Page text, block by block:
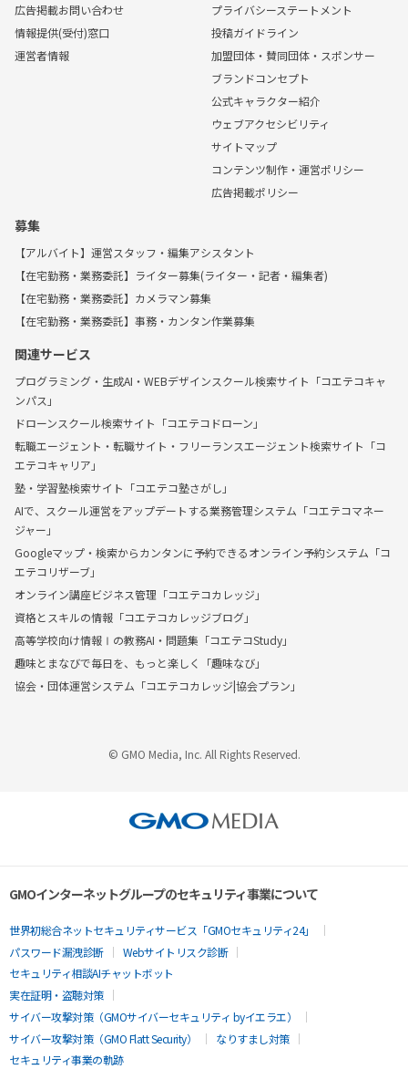
広告掲載お問い合わせ
情報提供(受付)窓口
運営者情報
プライバシーステートメント
投稿ガイドライン
加盟団体・賛同団体・スポンサー
ブランドコンセプト
公式キャラクター紹介
ウェブアクセシビリティ
サイトマップ
コンテンツ制作・運営ポリシー
広告掲載ポリシー
募集
【アルバイト】運営スタッフ・編集アシスタント
【在宅勤務・業務委託】ライター募集(ライター・記者・編集者)
【在宅勤務・業務委託】カメラマン募集
【在宅勤務・業務委託】事務・カンタン作業募集
関連サービス
プログラミング・生成AI・WEBデザインスクール検索サイト「コエテコキャ
ンパス」
ドローンスクール検索サイト「コエテコドローン」
転職エージェント・転職サイト・フリーランスエージェント検索サイト「コ
エテコキャリア」
塾・学習塾検索サイト「コエテコ塾さがし」
AIで、スクール運営をアップデートする業務管理システム「コエテコマネー
ジャー」
Googleマップ・検索からカンタンに予約できるオンライン予約システム「コ
エテコリザーブ」
オンライン講座ビジネス管理「コエテコカレッジ」
資格とスキルの情報「コエテコカレッジブログ」
高等学校向け情報Ⅰの教務AI・問題集「コエテコStudy」
趣味とまなびで毎日を、もっと楽しく「趣味なび」
協会・団体運営システム「コエテコカレッジ|協会プラン」
© GMO Media, Inc. All Rights Reserved.
GMOインターネットグループのセキュリティ事業について
世界初総合ネットセキュリティサービス「GMOセキュリティ24」
パスワード漏洩診断
Webサイトリスク診断
セキュリティ相談AIチャットボット
実在証明・盗聴対策
サイバー攻撃対策（GMOサイバーセキュリティ byイエラエ）
サイバー攻撃対策（GMO Flatt Security）
なりすまし対策
セキュリティ事業の軌跡